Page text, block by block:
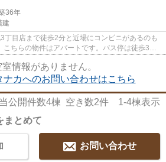
36年
建
丁目店まで徒歩2分と近場にコンビニがあるのも
ちらの物件はアパートです。バス停は徒歩3分
情報がありません。
ナカへのお問い合わせはこちら
公開件数4棟 空き数2件 1-4棟表示
まとめて
お問い合わせ